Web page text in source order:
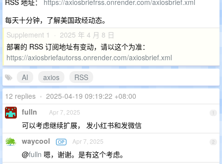
RSS 地址： https://axiosbriefrss.onrender.com/axiosbrief.xml
每天十分钟，了解美国政经动态。
Supplement 1 · 2025 年 4 月 8 日
部署的 RSS 订阅地址有变动，请以这个为准：
https://axiosbriefautorss.onrender.com/axiosbrief.xml
AI
axios
RSS
12 replies • 2025-04-19 09:19:22 +08:00
1
fulln Apr 7, 2025
可以考虑继续扩展， 发小红书和发微信
2
waycool OP Apr 7, 2025
@fulln 嗯，谢谢。是有这个考虑。